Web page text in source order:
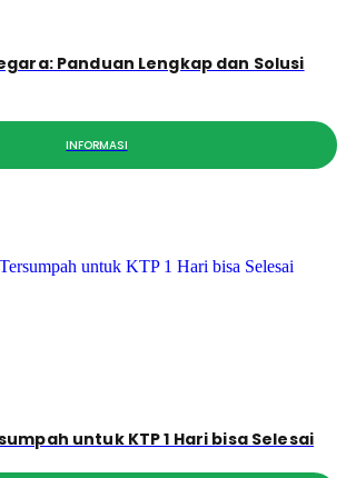
Panduan Lengkap dan Solusi
INFORMASI
untuk KTP 1 Hari bisa Selesai